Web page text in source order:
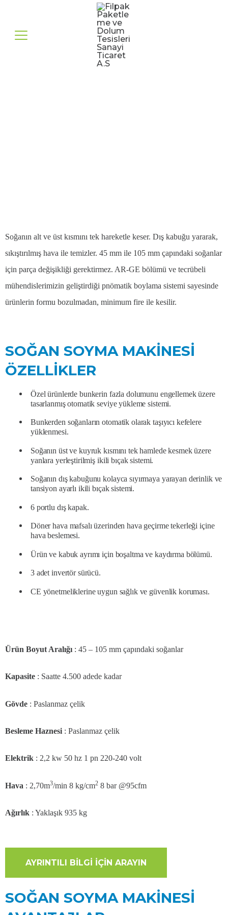
Soğanın alt ve üst kısmını tek hareketle keser. Dış kabuğu yararak,
sıkıştırılmış hava ile temizler. 45 mm ile 105 mm çapındaki soğanlar
için parça değişikliği gerektirmez. AR-GE bölümü ve tecrübeli
mühendislerimizin geliştirdiği pnömatik boylama sistemi sayesinde
ürünlerin formu bozulmadan, minimum fire ile kesilir.
SOĞAN SOYMA MAKİNESİ​
ÖZELLİKLER
Özel ürünlerde bunkerin fazla dolumunu engellemek üzere
tasarlanmış otomatik seviye yükleme sistemi.
Bunkerden soğanların otomatik olarak taşıyıcı kefelere
yüklenmesi.
Soğanın üst ve kuyruk kısmını tek hamlede kesmek üzere
yanlara yerleştirilmiş ikili bıçak sistemi.
Soğanın dış kabuğunu kolayca sıyırmaya yarayan derinlik ve
tansiyon ayarlı ikili bıçak sistemi.
6 portlu dış kapak.
Döner hava mafsalı üzerinden hava geçirme tekerleği içine
hava beslemesi.
Ürün ve kabuk ayrımı için boşaltma ve kaydırma bölümü.
3 adet invertör sürücü.
CE yönetmeliklerine uygun sağlık ve güvenlik koruması.
Ürün Boyut Aralığı : 45 – 105 mm çapındaki soğanlar
Kapasite : Saatte 4.500 adede kadar
Gövde : Paslanmaz çelik
Besleme Haznesi : Paslanmaz çelik
Elektrik : 2,2 kw 50 hz 1 pn 220-240 volt
Hava : 2,70m3/min 8 kg/cm2 8 bar @95cfm
Ağırlık : Yaklaşık 935 kg
AYRINTILI BİLGİ İÇİN ARAYIN
SOĞAN SOYMA MAKİNESİ​